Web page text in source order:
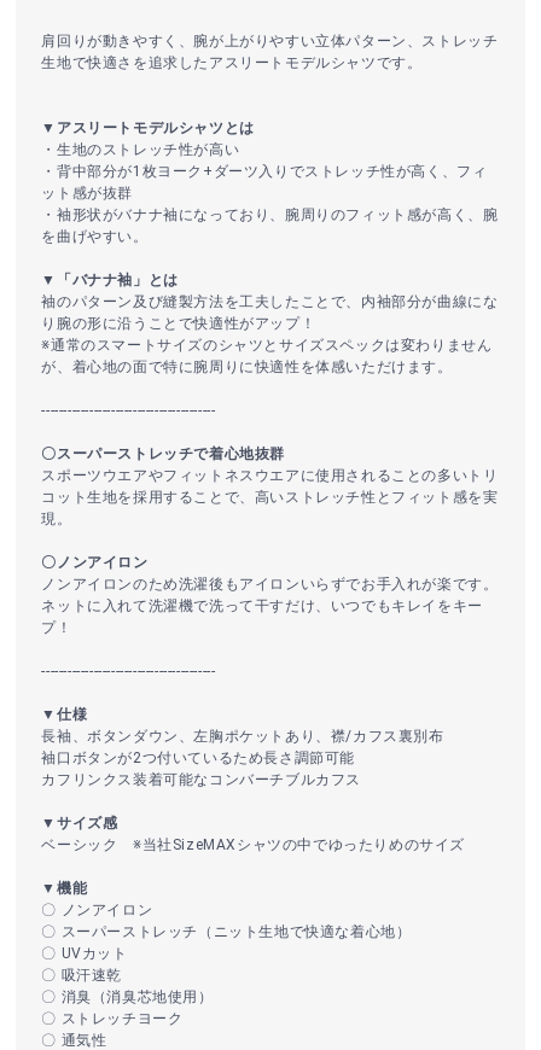
肩回りが動きやすく、腕が上がりやすい立体パターン、ストレッチ
生地で快適さを追求したアスリートモデルシャツです。
▼アスリートモデルシャツとは
・生地のストレッチ性が高い
・背中部分が1枚ヨーク+ダーツ入りでストレッチ性が高く、フィ
ット感が抜群
・袖形状がバナナ袖になっており、腕周りのフィット感が高く、腕
を曲げやすい。
▼「バナナ袖」とは
袖のパターン及び縫製方法を工夫したことで、内袖部分が曲線にな
り腕の形に沿うことで快適性がアップ！
※通常のスマートサイズのシャツとサイズスペックは変わりません
が、着心地の面で特に腕周りに快適性を体感いただけます。
----------------------------------------
〇スーパーストレッチで着心地抜群
スポーツウエアやフィットネスウエアに使用されることの多いトリ
コット生地を採用することで、高いストレッチ性とフィット感を実
現。
〇ノンアイロン
ノンアイロンのため洗濯後もアイロンいらずでお手入れが楽です。
ネットに入れて洗濯機で洗って干すだけ、いつでもキレイをキー
プ！
----------------------------------------
▼仕様
長袖、ボタンダウン、左胸ポケットあり、襟/カフス裏別布
袖口ボタンが2つ付いているため長さ調節可能
カフリンクス装着可能なコンバーチブルカフス
▼サイズ感
ベーシック ※当社SizeMAXシャツの中でゆったりめのサイズ
▼機能
〇 ノンアイロン
〇 スーパーストレッチ（ニット生地で快適な着心地）
〇 UVカット
〇 吸汗速乾
〇 消臭（消臭芯地使用）
〇 ストレッチヨーク
〇 通気性